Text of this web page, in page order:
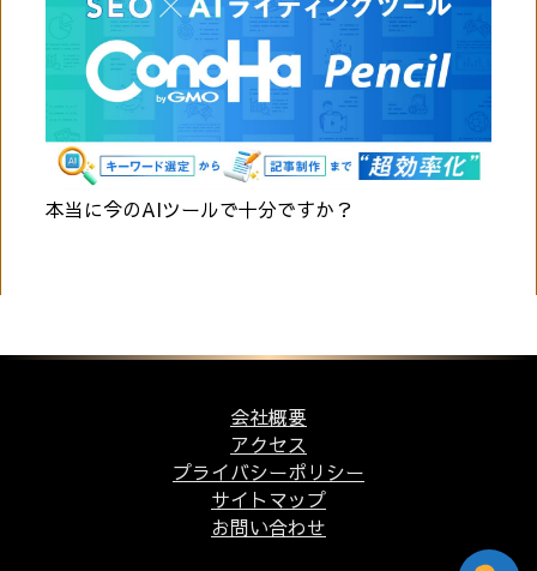
本当に今のAIツールで十分ですか？
会社概要
アクセス
プライバシーポリシー
サイトマップ
お問い合わせ